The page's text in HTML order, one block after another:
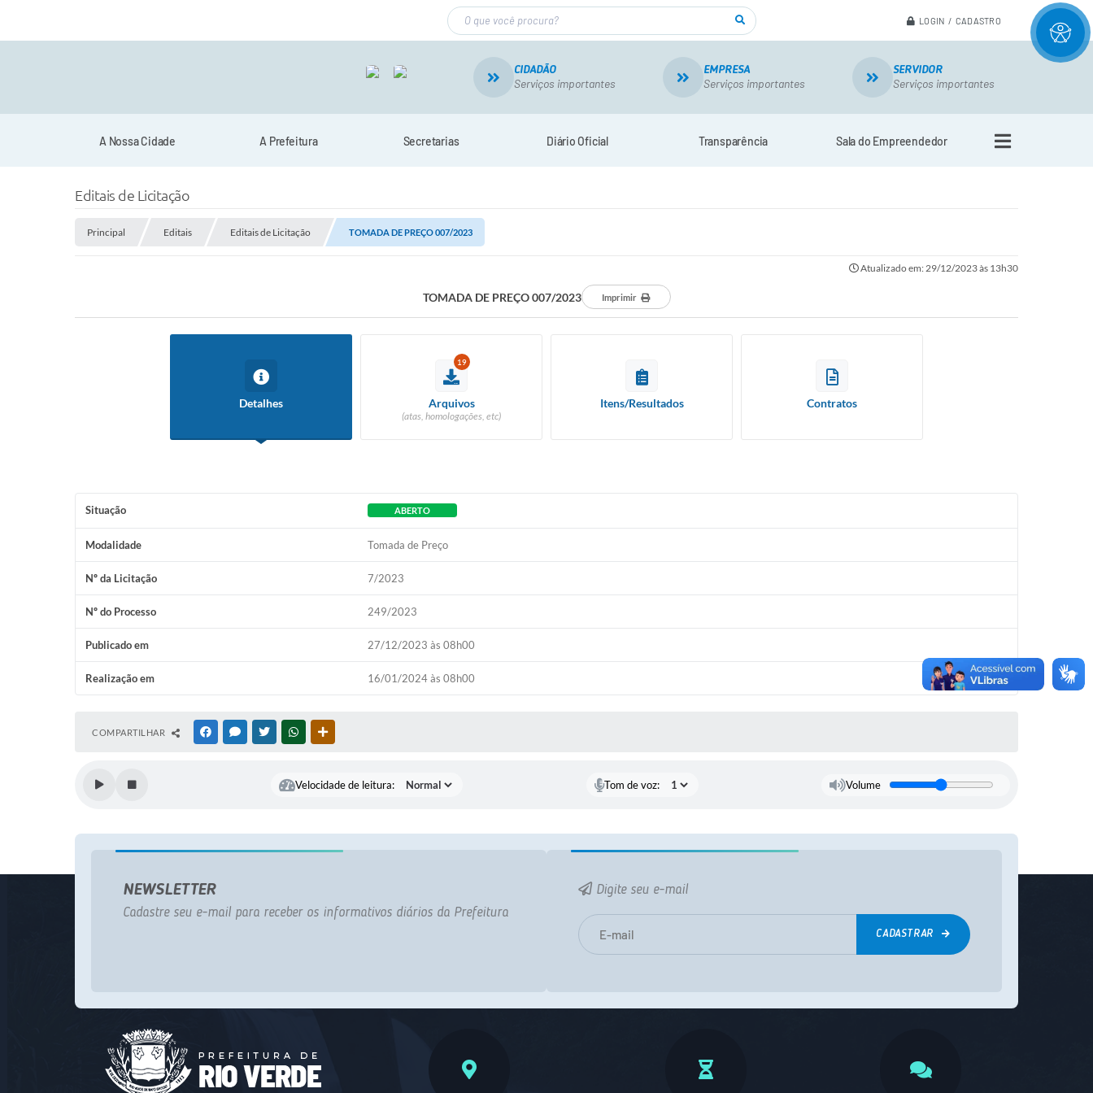
LOGIN / CADASTRO
CIDADÃO
Serviços importantes
EMPRESA
Serviços importantes
SERVIDOR
Serviços importantes
A Nossa Cidade A Prefeitura Secretarias Diário Oficial Transparência Sala do Empreendedor
Editais de Licitação
Principal Editais Editais de Licitação TOMADA DE PREÇO 007/2023
Atualizado em: 29/12/2023 às 13h30
TOMADA DE PREÇO 007/2023 Imprimir
Detalhes
19
Arquivos
(atas, homologações, etc)
Itens/Resultados Contratos
Situação ABERTO
Modalidade Tomada de Preço
Nº da Licitação 7/2023
Nº do Processo 249/2023
Publicado em 27/12/2023 às 08h00
Realização em 16/01/2024 às 08h00
COMPARTILHAR FACEBOOKMESSENGER
TWITTERWHATSAPP
Velocidade de leitura: Tom de voz: Volume
NEWSLETTER
Cadastre seu e-mail para receber os informativos diários da Prefeitura
Digite seu e-mail
CADASTRAR